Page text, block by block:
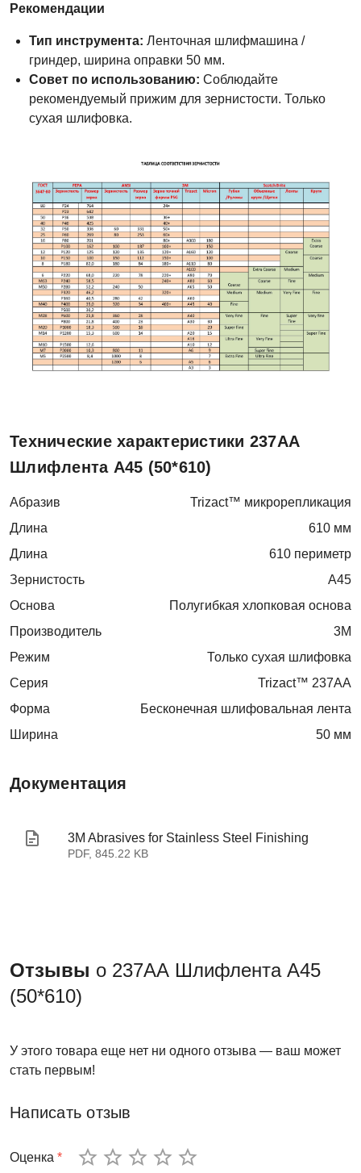
Рекомендации
Тип инструмента: Ленточная шлифмашина /
гриндер, ширина оправки 50 мм.
Совет по использованию: Соблюдайте
рекомендуемый прижим для зернистости. Только
сухая шлифовка.
Технические характеристики 237АА
Шлифлента A45 (50*610)
Абразив
Trizact™ микрорепликация
Длина
610 мм
Длина
610 периметр
Зернистость
A45
Основа
Полугибкая хлопковая основа
Производитель
3M
Режим
Только сухая шлифовка
Серия
Trizact™ 237AA
Форма
Бесконечная шлифовальная лента
Ширина
50 мм
Документация
3M Abrasives for Stainless Steel Finishing
PDF, 845.22 KB
Отзывы о 237АА Шлифлента A45
(50*610)
Написать отзыв
Оценка *
У этого товара еще нет ни одного отзыва — ваш может
стать первым!